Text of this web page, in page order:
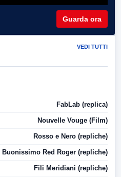
Guarda ora
VEDI TUTTI
FabLab (replica)
Nouvelle Vouge (Film)
Rosso e Nero (repliche)
Buonissimo Red Roger (repliche)
Fili Meridiani (repliche)